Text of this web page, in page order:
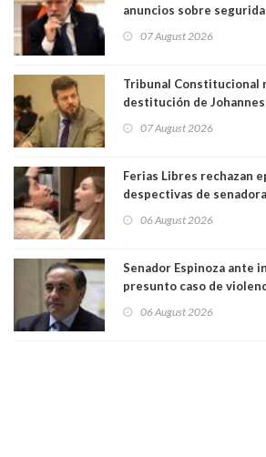
anuncios sobre
perseguir ruta del
07 August 2026
Tribunal Constitucional
destitución de
justicia constitucional
07 August 2026
Ferias Libres rechazan
despectivas de
06 August 2026
Senador Espinoza ante
presunto caso de
antecedentes a Tribunal
06 August 2026